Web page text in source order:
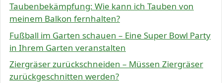
Taubenbekämpfung: Wie kann ich Tauben von
meinem Balkon fernhalten?
Fußball im Garten schauen – Eine Super Bowl Party
in Ihrem Garten veranstalten
Ziergräser zurückschneiden – Müssen Ziergräser
zurückgeschnitten werden?